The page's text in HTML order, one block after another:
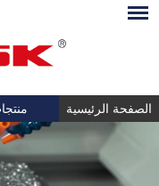
الصفحة الرئيسية